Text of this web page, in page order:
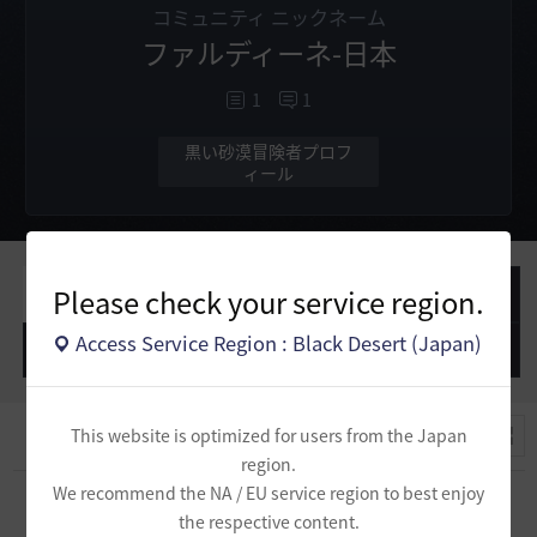
Please check your service region.
Access Service Region : Black Desert (Japan)
This website is optimized for users from the Japan
region.
We recommend the NA / EU service region to best enjoy
the respective content.
コミュニティ ニックネーム
ファルディーネ-日本
1 1
黒い砂漠冒険者プロフ
ィール
作成した投稿 作成したコメント
作成した質問 作成したコメント
[自由掲示板] 助けてください
3.4K 2025.09.07